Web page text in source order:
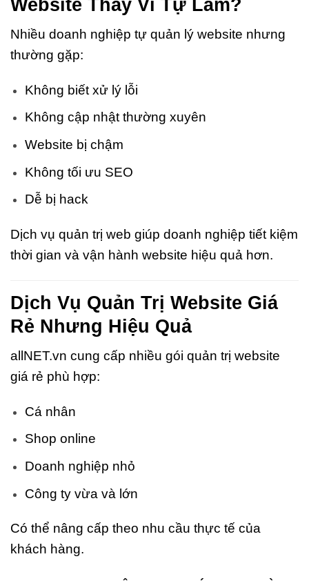
Website Thay Vì Tự Làm?
Nhiều doanh nghiệp tự quản lý website nhưng
thường gặp:
Không biết xử lý lỗi
Không cập nhật thường xuyên
Website bị chậm
Không tối ưu SEO
Dễ bị hack
Dịch vụ quản trị web giúp doanh nghiệp tiết kiệm
thời gian và vận hành website hiệu quả hơn.
Dịch Vụ Quản Trị Website Giá
Rẻ Nhưng Hiệu Quả
allNET.vn cung cấp nhiều gói quản trị website
giá rẻ phù hợp:
Cá nhân
Shop online
Doanh nghiệp nhỏ
Công ty vừa và lớn
Có thể nâng cấp theo nhu cầu thực tế của
khách hàng.